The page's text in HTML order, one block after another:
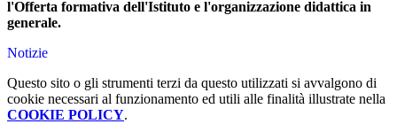
l'Offerta formativa dell'Istituto e l'organizzazione didattica in
generale.
Notizie
Questo sito o gli strumenti terzi da questo utilizzati si avvalgono di
cookie necessari al funzionamento ed utili alle finalità illustrate nella
COOKIE POLICY.